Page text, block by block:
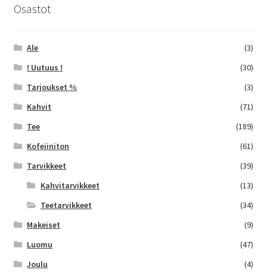
Osastot
Ale
(3)
! Uutuus !
(30)
Tarjoukset %
(3)
Kahvit
(71)
Tee
(189)
Kofeiiniton
(61)
Tarvikkeet
(39)
Kahvitarvikkeet
(13)
Teetarvikkeet
(34)
Makeiset
(9)
Luomu
(47)
Joulu
(4)